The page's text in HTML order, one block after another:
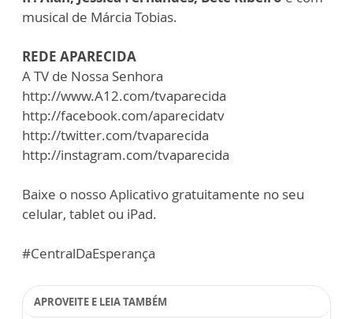
musical de Márcia Tobias.
REDE APARECIDA
A TV de Nossa Senhora
http://www.A12.com/tvaparecida
http://facebook.com/aparecidatv
http://twitter.com/tvaparecida
http://instagram.com/tvaparecida
Baixe o nosso Aplicativo gratuitamente no seu
celular, tablet ou iPad.
#CentralDaEsperança
APROVEITE E LEIA TAMBÉM